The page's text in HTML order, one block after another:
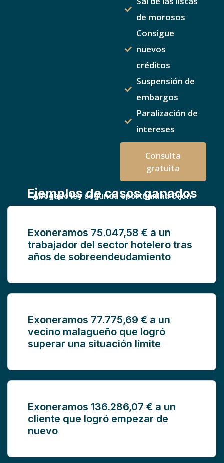
Exoneramos 75.047,58 € a un
trabajador del sector hotelero tras
años de sobreendeudamiento
Exoneramos 77.775,69 € a un
vecino malagueño que logró
superar una situación límite
Exoneramos 136.286,07 € a un
cliente que logró empezar de
nuevo
Ejemplos de casos ganados
Abogado ley segunda oportunidad Gijón
de morosos
Consigue
nuevos
créditos
Suspensión de
embargos
Paralización de
intereses
Consulta
gratuita